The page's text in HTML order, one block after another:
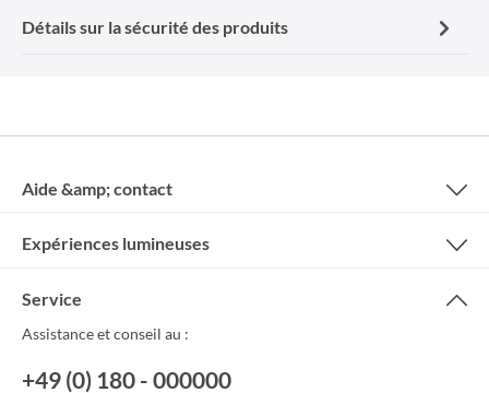
Détails sur la sécurité des produits
Service
Assistance et conseil au :
+49 (0) 180 - 000000
Aide &amp; contact
Expériences lumineuses